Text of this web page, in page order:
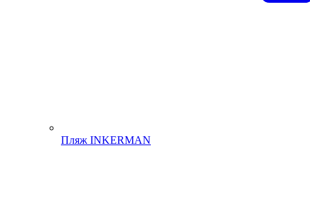
Пляж INKERMAN